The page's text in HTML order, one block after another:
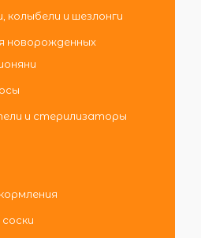
колыбели и шезлонги
новорожденных
и стерилизаторы